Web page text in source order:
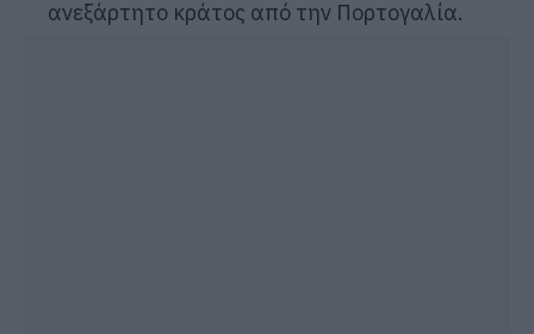
ανεξάρτητο κράτος από την Πορτογαλία.